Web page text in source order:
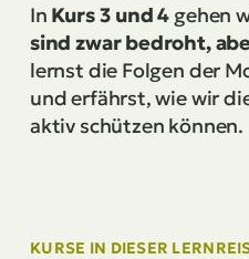
In Kurs 3 und 4 gehen
sind zwar bedroht,
lernst die Folgen der
und erfährst, wie wir
aktiv schützen können.
KURSE IN DIESER